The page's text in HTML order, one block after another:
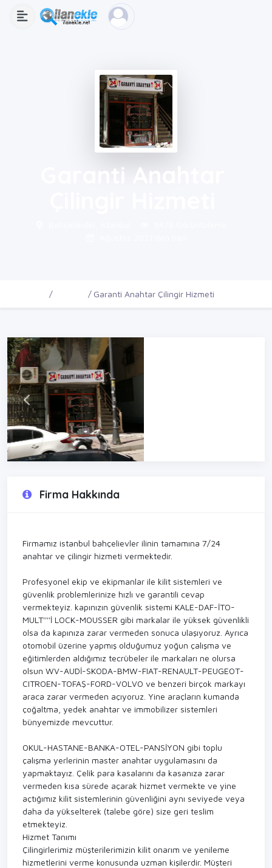
Garanti Anahtar
Garanti Anahtar Çilingir Hizmeti
Firma Hakkında
Firmamız istanbul bahçelievler ilinin tamamına 7/24
anahtar ve çilingir hizmeti vermektedir.
Profesyonel ekip ve ekipmanlar ile kilit sistemleri ve
güvenlik problemlerinize hızlı ve garantili cevap
vermekteyiz. kapınızın güvenlik sistemi KALE-DAF-İTO-
MULT''''İ LOCK-MOUSSER gibi markalar ile yüksek güvenlikli
olsa da kapınıza zarar vermeden sonuca ulaşıyoruz. Ayrıca
otomobil üzerine yapmış olduğumuz yoğun çalışma ve
eğitimlerden aldığımız tecrübeler ile markaları ne olursa
olsun WV-AUDİ-SKODA-BMW-FIAT-RENAULT-PEUGEOT-
CITROEN-TOFAŞ-FORD-VOLVO ve benzeri birçok markayı
araca zarar vermeden açıyoruz. Yine araçların kumanda
çoğaltma, yedek anahtar ve immobilizer sistemleri
bünyemizde mevcuttur.
OKUL-HASTANE-BANKA-OTEL-PANSİYON gibi toplu
çalışma yerlerinin master anahtar uygulamasını da
yapmaktayız. Çelik para kasalarını da kasanıza zarar
vermeden kısa sürede açarak hizmet vermekte ve yine
açtığımız kilit sistemlerinin güvenliğini aynı seviyede veya
daha da yükselterek (talebe göre) size geri teslim
etmekteyiz.
Hizmet Tanımı
Çilingirlerimiz müşterilerimizin kilit onarım ve yenileme
hizmetlerini verme konusunda uzman kişilerdir. Müşteri